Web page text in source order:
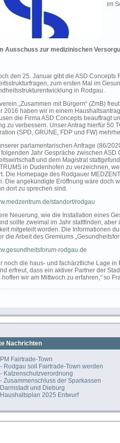
im
Ausschuss zur medizinischen
den 25. Januar gibt die ASD Concepts
zum ersten Mal im
in Rodgau.
„Zusammen mit Bürgern“ (ZmB)
2016 haben wir in einem
die Firma ASD Concepts beauftragt
zu verbessern. Unser Antrag hierfür 50
(SPD, GRÜNE, FDP und FW)
parlamentarischen Anfrage (86/
Jahr Gespräche zwischen ASD
und dem Magistrat
in Dudenhofen zu verzeichnen,
Die Homepage des Rodgauer
Die angekündigte Eröffnung wäre doch
dort zu sprechen sind.
standort/rodgau
Neuerung, wie die Installation eines
sollte zweimal im Jahr stattfinden,
mitgeteilt worden. Die Informationen
die Arbeit des Gremiums
rodgau.de
noch die haus- und fachärztliche Lage
erfreut, dass ein aktiver Partner der
hoffen wir am Mittwoch zu erfahren,“ so
Nachrichten
PM Fairtrade-Town
- Rodgau soll Fairtrade-Town werden
- Katzenschutzverordnung
- Zusammenschluss der Sparkassen
Darmstadt und Dieburg
Haushaltsplan 2025 Entwurf